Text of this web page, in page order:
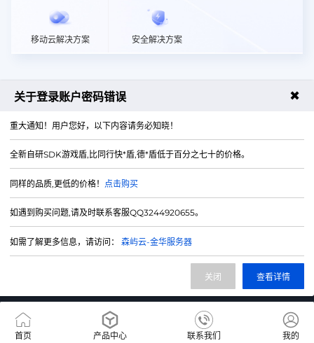
移动云解决方案 安全解决方案
微信客服
QQ客服
首页 产品中心 联系我们 我的
关于登录账户密码错误 ✖
重大通知！用户您好，以下内容请务必知晓！
全新自研SDK游戏盾,比同行快*盾,德*盾低于百分之七十的价格。
同样的品质,更低的价格！ 点击购买
如遇到购买问题,请及时联系客服QQ3244920655。
如需了解更多信息，请访问： 森屿云-金华服务器
查看详情
关闭